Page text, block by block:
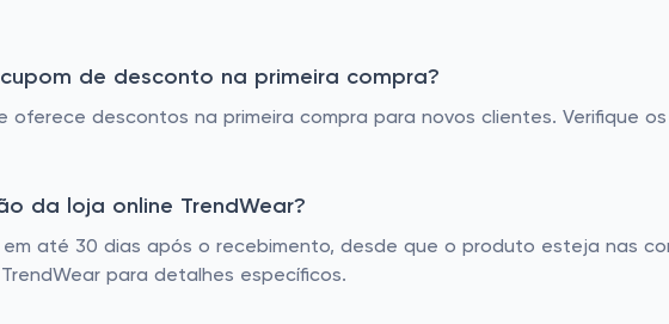
de desconto na primeira compra?
oferece descontos na primeira compra para novos clientes. Verifique
da loja online TrendWear?
até 30 dias após o recebimento, desde que o produto esteja nas
para detalhes específicos.